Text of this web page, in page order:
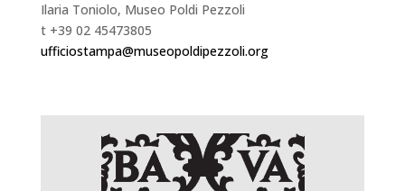
Ilaria Toniolo, Museo Poldi Pezzoli
t +39 02 45473805
ufficiostampa@museopoldipezzoli.org